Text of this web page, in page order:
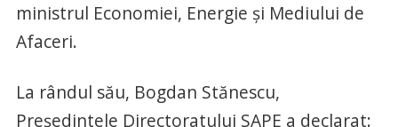
ministrul Economiei, Energie și Mediului de
Afaceri.
La rândul său, Bogdan Stănescu,
Președintele Directoratului SAPE a declarat: